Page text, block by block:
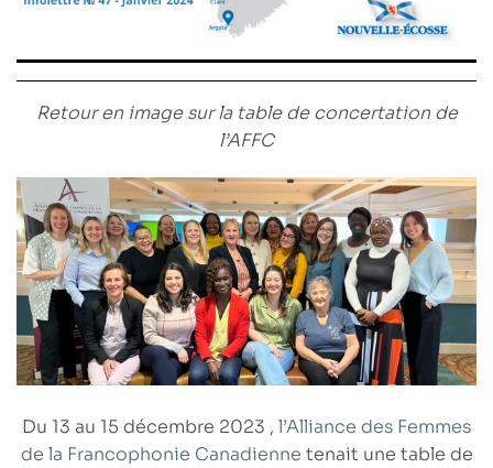
Retour en image sur la table de concertation de
l’AFFC
Du 13 au 15 décembre 2023 , l’Alliance des Femmes
de la Francophonie Canadienne tenait une table de